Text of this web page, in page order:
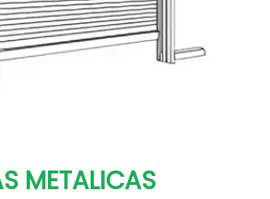
METALICAS